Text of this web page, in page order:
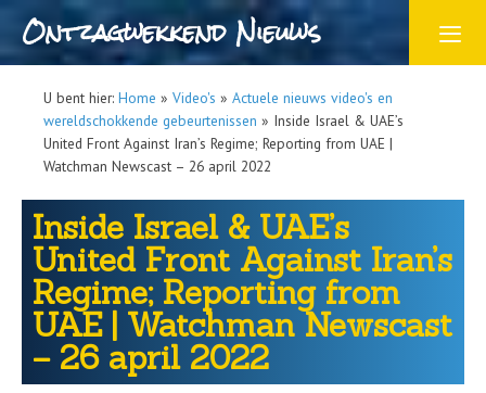
Ontzagwekkend Nieuws
U bent hier: Home » Video's » Actuele nieuws video's en
wereldschokkende gebeurtenissen » Inside Israel & UAE’s
United Front Against Iran’s Regime; Reporting from UAE |
Watchman Newscast – 26 april 2022
Inside Israel & UAE’s
United Front Against Iran’s
Regime; Reporting from
UAE | Watchman Newscast
– 26 april 2022